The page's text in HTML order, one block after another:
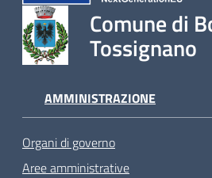
Comune di
Tossignano
AMMINISTRAZIONE
Organi di governo
Aree amministrative